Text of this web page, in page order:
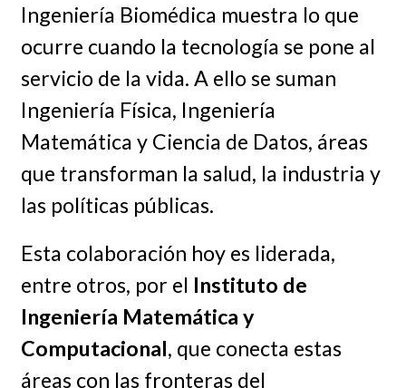
Ingeniería Biomédica muestra lo que
ocurre cuando la tecnología se pone al
servicio de la vida. A ello se suman
Ingeniería Física, Ingeniería
Matemática y Ciencia de Datos, áreas
que transforman la salud, la industria y
las políticas públicas.
Esta colaboración hoy es liderada,
entre otros, por el Instituto de
Ingeniería Matemática y
Computacional, que conecta estas
áreas con las fronteras del